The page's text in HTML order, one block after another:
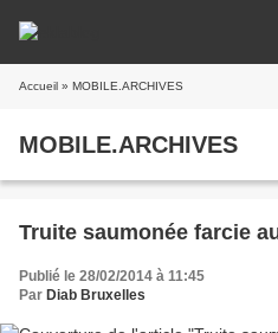
Accueil » MOBILE.ARCHIVES
MOBILE.ARCHIVES
Truite saumonée farcie
Publié le 28/02/2014 à 11:45
Par Diab Bruxelles